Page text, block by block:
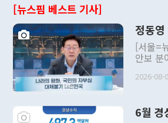
[뉴스핌 베스트 기사]
정동
[서울=
안보 분
발언 중
주의적
2026-08-
6월 경